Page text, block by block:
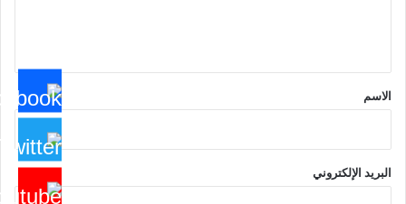
*
الاسم
البريد الإلكتروني